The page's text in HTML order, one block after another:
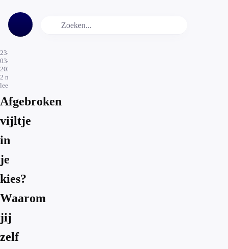
23-
03-
2026
2 min.
leestijd
Afgebroken
vijltje
in
je
kies?
Waarom
jij
zelf